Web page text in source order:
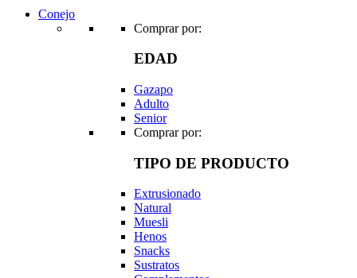
Conejo
Comprar por:
EDAD
Gazapo
Adulto
Senior
Comprar por:
TIPO DE PRODUCTO
Extrusionado
Natural
Muesli
Henos
Snacks
Sustratos